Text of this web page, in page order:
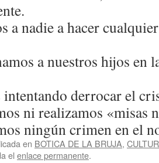
a nadie a hacer
a nuestros hijos en
intentando derrocar el
ni realizamos «misas
ningún crimen en el
en BOTICA DE LA BRUJA,
el enlace permanente.